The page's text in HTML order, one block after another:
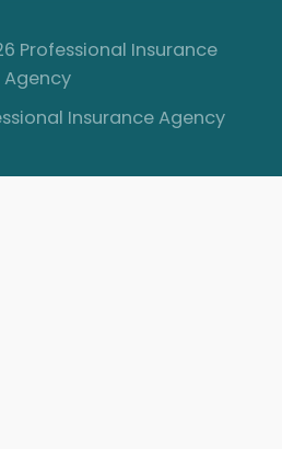
Professional Insurance
Agency
Insurance Agency